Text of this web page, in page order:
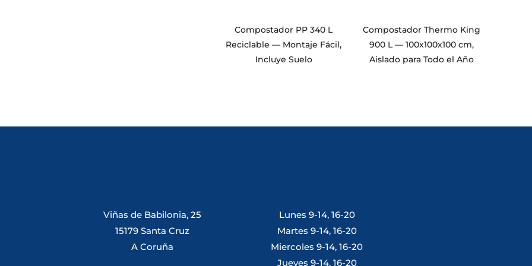
Compostador PP 340 L
Reciclable — Montaje Fácil,
Incluye Suelo
Compostador Thermo King
900 L — 100x100x100 cm,
Aislado para Todo el Año
Viñas de Babilonia, 25
15179 Santa Cruz
A Coruña
Lunes 9-14, 16-20
Martes 9-14, 16-20
Miercoles 9-14, 16-20
Jueves 9-14, 16-20